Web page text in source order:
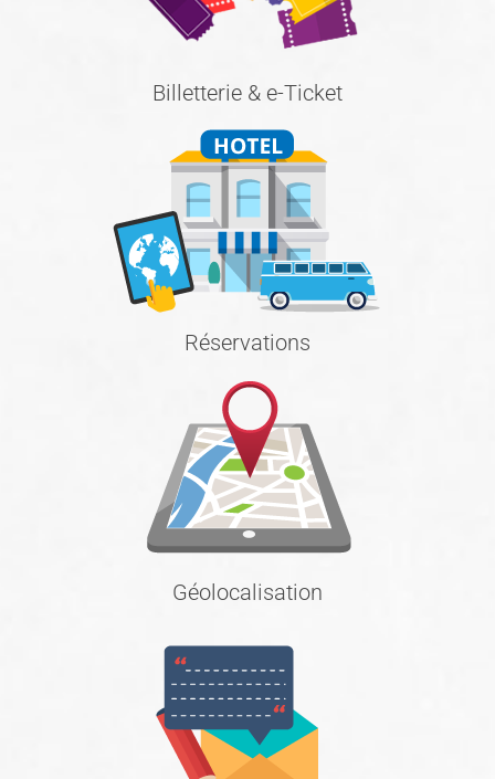
Billetterie & e-Ticket
Réservations
Géolocalisation